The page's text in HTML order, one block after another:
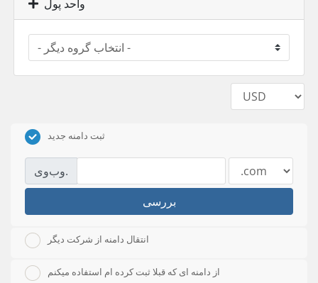
واحد پول
ثبت دامنه جدید
وب‌وی.
بررسی
انتقال دامنه از شرکت دیگر
از دامنه ای که قبلا ثبت کرده ام استفاده میکنم